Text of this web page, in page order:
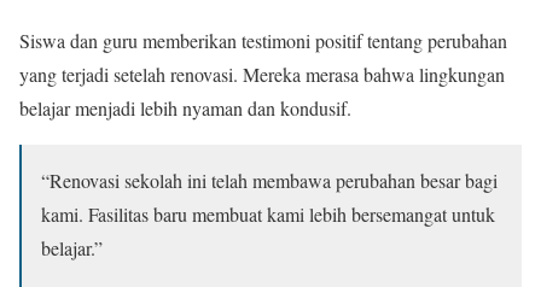
Siswa dan guru memberikan testimoni positif tentang perubahan
yang terjadi setelah renovasi. Mereka merasa bahwa lingkungan
belajar menjadi lebih nyaman dan kondusif.
“Renovasi sekolah ini telah membawa perubahan besar bagi
kami. Fasilitas baru membuat kami lebih bersemangat untuk
belajar.”